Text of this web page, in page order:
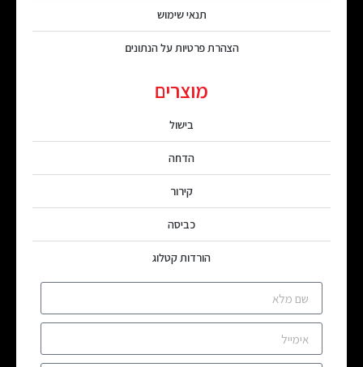
תנאי שימוש
הצהרת פרטיות על הנתונים
מוצרים
בישול
הדחה
קירור
כביסה
הורדות קטלוג